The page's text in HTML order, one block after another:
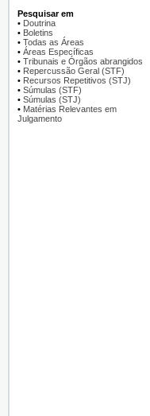
Pesquisar em
• Doutrina
• Boletins
• Todas as Áreas
• Áreas Específicas
• Tribunais e Órgãos abrangidos
• Repercussão Geral (STF)
• Recursos Repetitivos (STJ)
• Súmulas (STF)
• Súmulas (STJ)
• Matérias Relevantes em
Julgamento